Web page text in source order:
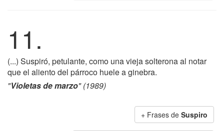
11.
(...) Suspiró, petulante, como una vieja solterona al notar
que el aliento del párroco huele a ginebra.
"Violetas de marzo" (1989)
+ Frases de Suspiro